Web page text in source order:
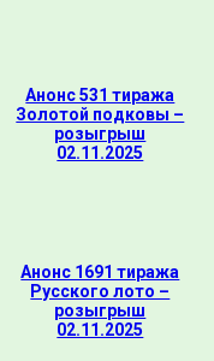
Анонс 531 тиража
Золотой подковы –
розыгрыш
02.11.2025
Анонс 1691 тиража
Русского лото –
розыгрыш
02.11.2025